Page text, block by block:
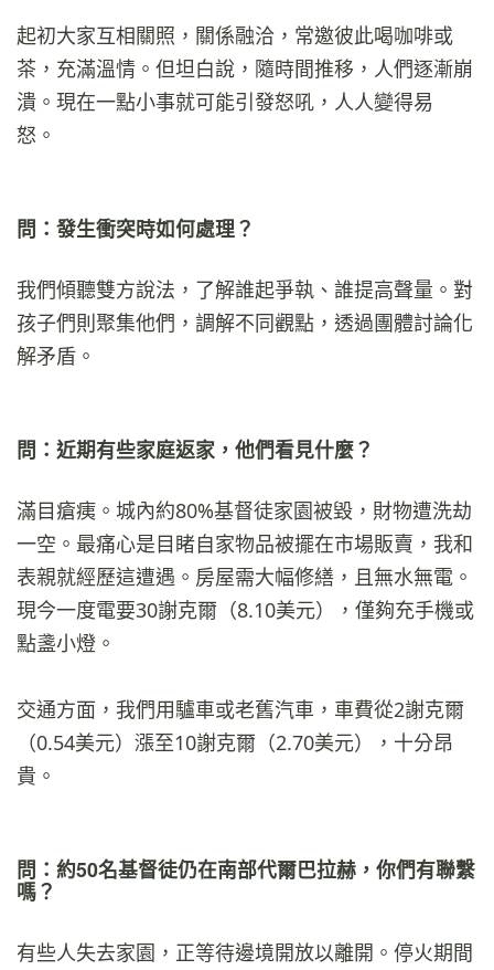
起初大家互相關照，關係融洽，常邀彼此喝咖啡或
茶，充滿溫情。但坦白說，隨時間推移，人們逐漸崩
潰。現在一點小事就可能引發怒吼，人人變得易
怒。
問：發生衝突時如何處理？
我們傾聽雙方說法，了解誰起爭執、誰提高聲量。對
孩子們則聚集他們，調解不同觀點，透過團體討論化
解矛盾。
問：近期有些家庭返家，他們看見什麼？
滿目瘡痍。城內約80%基督徒家園被毀，財物遭洗劫
一空。最痛心是目睹自家物品被擺在市場販賣，我和
表親就經歷這遭遇。房屋需大幅修繕，且無水無電。
現今一度電要30謝克爾（8.10美元），僅夠充手機或
點盞小燈。
交通方面，我們用驢車或老舊汽車，車費從2謝克爾
（0.54美元）漲至10謝克爾（2.70美元），十分昂
貴。
問：約50名基督徒仍在南部代爾巴拉赫，你們有聯繫
嗎？
有些人失去家園，正等待邊境開放以離開。停火期間